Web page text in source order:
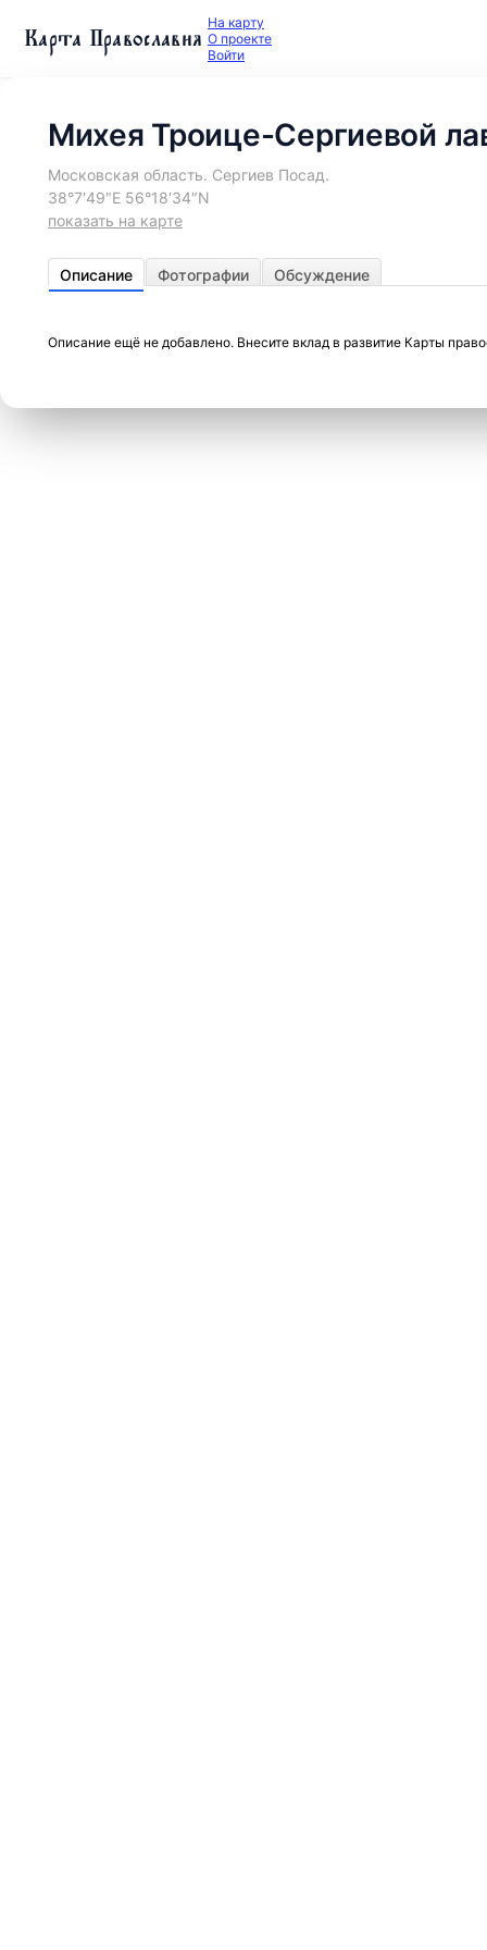
Карта Православия На карту
О проекте
Войти
Михея Троице-Сергиевой
Московская область. Сергиев Посад.
38°7′49″E 56°18′34″N
показать на карте
Описание Фотографии Обсуждение
Описание ещё не добавлено. Внесите вклад в развитие Карты